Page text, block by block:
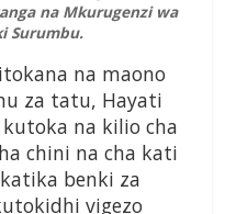
na Mkurugenzi wa
Surumbu.
na maono
za tatu, Hayati
na kilio cha
chini na cha kati
benki za
vigezo